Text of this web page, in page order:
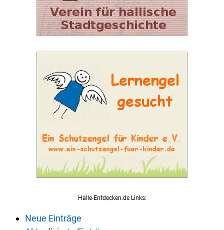
Halle-Entdecken.de Links:
Neue Einträge